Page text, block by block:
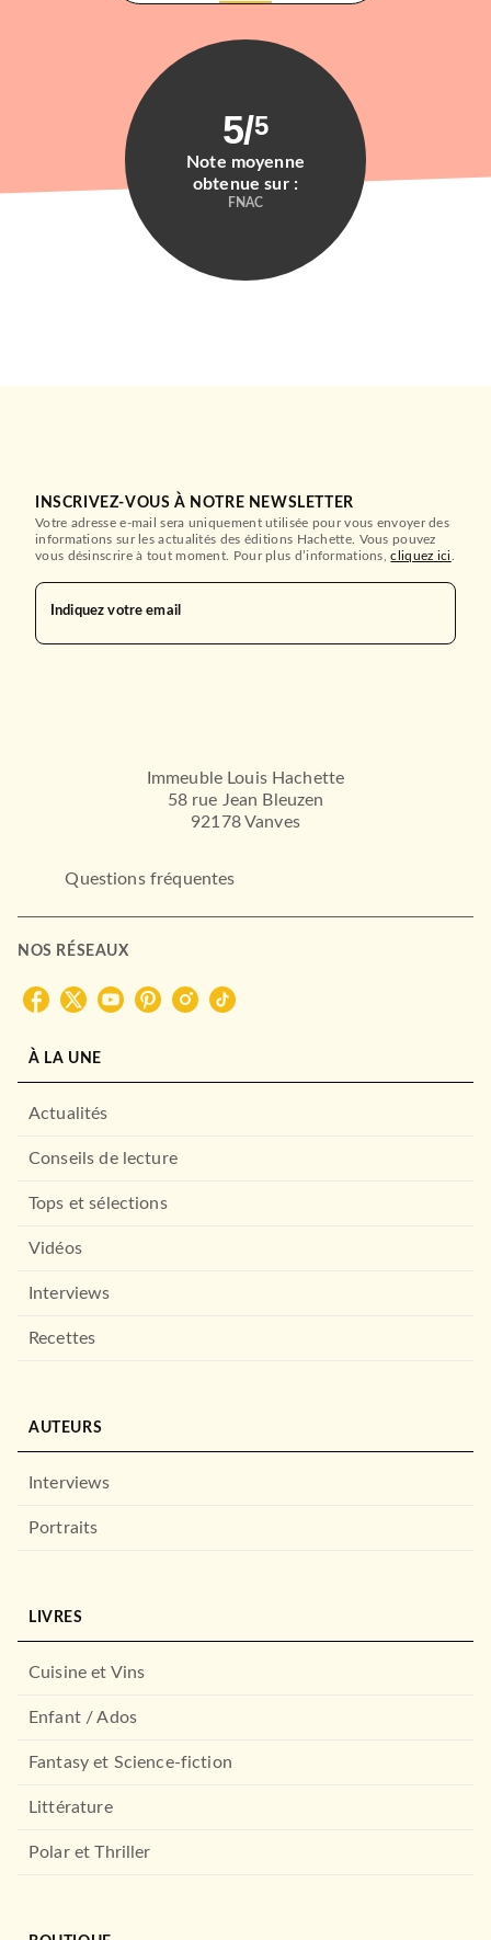
ACTUALITÉS
ROMANS FRANCOPHONES
Tiphaine Auzière
STOCK
5/5
Note moyenne
obtenue sur :
FNAC
INSCRIVEZ-VOUS À NOTRE NEWSLETTER
Votre adresse e-mail sera uniquement utilisée pour vous envoyer des
informations sur les actualités des éditions Hachette. Vous pouvez
vous désinscrire à tout moment. Pour plus d’informations,cliquez ici
Indiquez votre email
Immeuble Louis Hachette
58 rue Jean Bleuzen
92178 Vanves
Questions fréquentes
NOS RÉSEAUX
À LA UNE
Actualités
Conseils de lecture
Tops et sélections
Vidéos
Interviews
Recettes
AUTEURS
Interviews
Portraits
LIVRES
Cuisine et Vins
Enfant / Ados
Fantasy et Science-fiction
Littérature
Polar et Thriller